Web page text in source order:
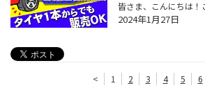
2024年1月27日
< 1 2 3 4 5 6